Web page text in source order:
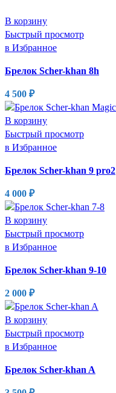
В корзину
Быстрый просмотр
в Избранное
Брелок Scher-khan 8h
4 500 ₽
В корзину
Быстрый просмотр
в Избранное
Брелок Scher-khan 9 pro2
4 000 ₽
В корзину
Быстрый просмотр
в Избранное
Брелок Scher-khan 9-10
2 000 ₽
В корзину
Быстрый просмотр
в Избранное
Брелок Scher-khan A